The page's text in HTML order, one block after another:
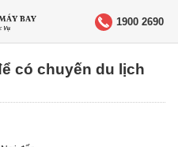
1900 2690
có chuyến du lịch